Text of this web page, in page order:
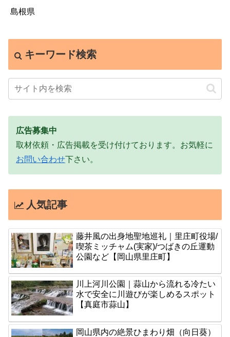
島根県
キーワード検索
広告募集中
取材依頼・広告掲載を受け付けております。お気軽に
お問い合わせ下さい。
人気記事
藤井風の出身地聖地巡礼｜里庄町役場/
喫茶ミッチャム(実家)/つばきの丘運動
公園など【岡山県里庄町】
川上河川公園｜蒜山から流れる冷たい
水で安全に川遊びが楽しめるスポット
【真庭市蒜山】
岡山県内の絶景ひまわり畑（向日葵）